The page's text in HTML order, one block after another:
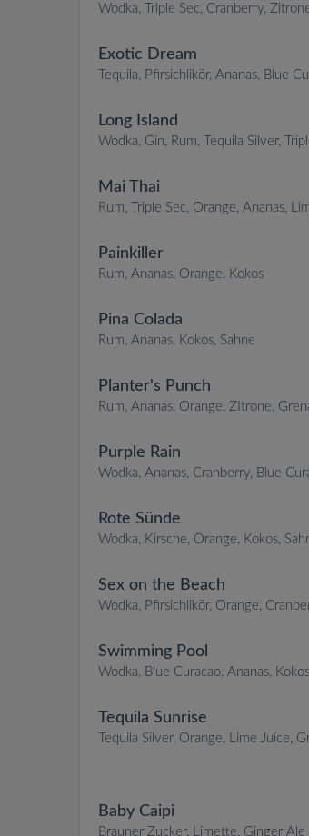
Wodka, Triple Sec, Cranberry,
Exotic Dream
Tequila, Pfirsichlikör, Ananas, Blue
Long Island
Wodka, Gin, Rum, Tequila Silver,
Mai Thai
Rum, Triple Sec, Orange, Ananas,
Painkiller
Rum, Ananas, Orange, Kokos
Pina Colada
Rum, Ananas, Kokos, Sahne
Planter's Punch
Rum, Ananas, Orange, ZItrone,
Purple Rain
Wodka, Ananas, Cranberry, Blue
Rote Sünde
Wodka, Kirsche, Orange, Kokos,
Sex on the Beach
Wodka, Pfirsichlikör, Orange,
Swimming Pool
Wodka, Blue Curacao, Ananas,
Tequila Sunrise
Tequila Silver, Orange, Lime Juice,
Baby Caipi
Brauner Zucker, Limette, Ginger Ale